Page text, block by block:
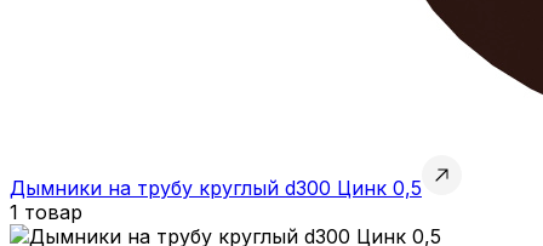
Дымники на трубу круглый d300 Цинк 0,5
1 товар